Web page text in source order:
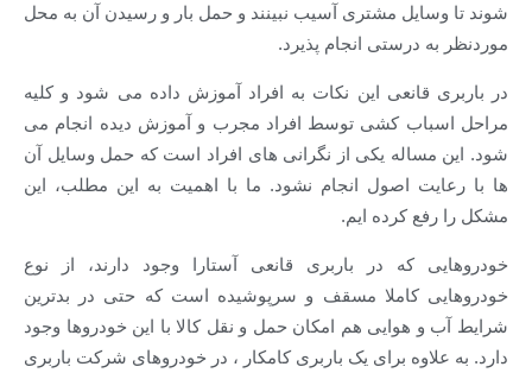
شوند تا وسایل مشتری آسیب نبینند و حمل بار و رسیدن آن به محل
موردنظر به درستی انجام پذیرد.
در باربری قانعی این نکات به افراد آموزش داده می شود و کلیه
مراحل اسباب کشی توسط افراد مجرب و آموزش دیده انجام می
شود. این مساله یکی از نگرانی های افراد است که حمل وسایل آن
ها با رعایت اصول انجام نشود. ما با اهمیت به این مطلب، این
مشکل را رفع کرده ایم.
خودروهایی که در باربری قانعی آستارا وجود دارند، از نوع
خودروهایی کاملا مسقف و سرپوشیده است که حتی در بدترین
شرایط آب و هوایی هم امکان حمل و نقل کالا با این خودروها وجود
دارد. به علاوه برای یک باربری کامکار ، در خودروهای شرکت باربری